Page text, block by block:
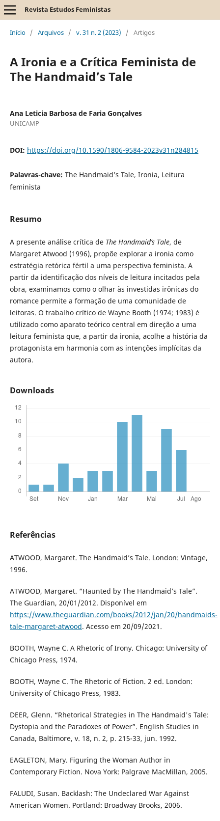
Revista Estudos Feministas
Início / Arquivos / v. 31 n. 2 (2023) / Artigos
A Ironia e a Crítica Feminista de
The Handmaid’s Tale
Ana Leticia Barbosa de Faria Gonçalves
UNICAMP
DOI: https://doi.org/10.1590/1806-9584-2023v31n284815
Palavras-chave: The Handmaid’s Tale, Ironia, Leitura
feminista
Resumo
A presente análise crítica de The Handmaid’s Tale, de
Margaret Atwood (1996), propõe explorar a ironia como
estratégia retórica fértil a uma perspectiva feminista. A
partir da identificação dos níveis de leitura incitados pela
obra, examinamos como o olhar às investidas irônicas do
romance permite a formação de uma comunidade de
leitoras. O trabalho crítico de Wayne Booth (1974; 1983) é
utilizado como aparato teórico central em direção a uma
leitura feminista que, a partir da ironia, acolhe a história da
protagonista em harmonia com as intenções implícitas da
autora.
Downloads
Referências
ATWOOD, Margaret. The Handmaid’s Tale. London: Vintage,
1996.
ATWOOD, Margaret. “Haunted by The Handmaid’s Tale”.
The Guardian, 20/01/2012. Disponível em
https://www.theguardian.com/books/2012/jan/20/handmaids-
tale-margaret-atwood. Acesso em 20/09/2021.
BOOTH, Wayne C. A Rhetoric of Irony. Chicago: University of
Chicago Press, 1974.
BOOTH, Wayne C. The Rhetoric of Fiction. 2 ed. London:
University of Chicago Press, 1983.
DEER, Glenn. “Rhetorical Strategies in The Handmaid's Tale:
Dystopia and the Paradoxes of Power”. English Studies in
Canada, Baltimore, v. 18, n. 2, p. 215-33, jun. 1992.
EAGLETON, Mary. Figuring the Woman Author in
Contemporary Fiction. Nova York: Palgrave MacMillan, 2005.
FALUDI, Susan. Backlash: The Undeclared War Against
American Women. Portland: Broadway Brooks, 2006.